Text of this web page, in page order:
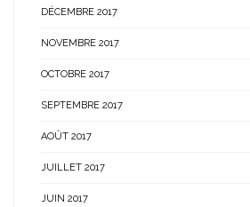
DÉCEMBRE 2017
NOVEMBRE 2017
OCTOBRE 2017
SEPTEMBRE 2017
AOÛT 2017
JUILLET 2017
JUIN 2017